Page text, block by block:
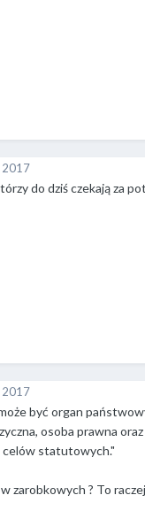
2017
do dziś czekają za
2017
być organ
osoba prawna
celów statutowych."
zarobkowych ? To